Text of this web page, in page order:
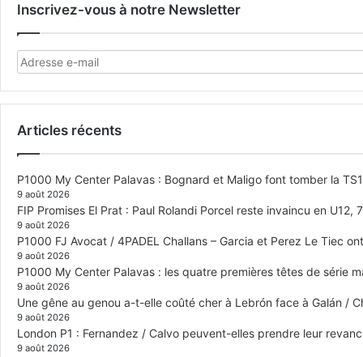
Inscrivez-vous à notre Newsletter
Articles récents
P1000 My Center Palavas : Bognard et Maligo font tomber la
9 août 2026
FIP Promises El Prat : Paul Rolandi Porcel reste invaincu en U12,
9 août 2026
P1000 FJ Avocat / 4PADEL Challans – Garcia et Perez Le Tiec
9 août 2026
P1000 My Center Palavas : les quatre premières têtes de série
9 août 2026
Une gêne au genou a-t-elle coûté cher à Lebrón face à Galán /
9 août 2026
London P1 : Fernandez / Calvo peuvent-elles prendre leur
9 août 2026